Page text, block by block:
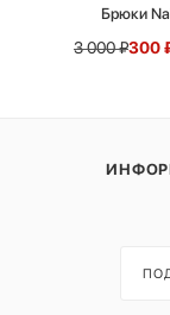
Брюки
3 000₽300